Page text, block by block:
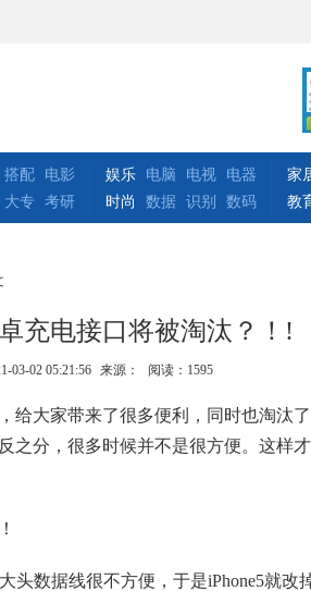
搭配
电影
大专 考研
娱乐 电脑 电视
电器
时尚
数据 识别 数码
家
教
充电接口将被淘汰？！!
03-02 05:21:56 来源： 阅读：1595
给大家带来了很多便利，同时也淘汰
之分，很多时候并不是很方便。这样
头数据线很不方便，于是iPhone5就改